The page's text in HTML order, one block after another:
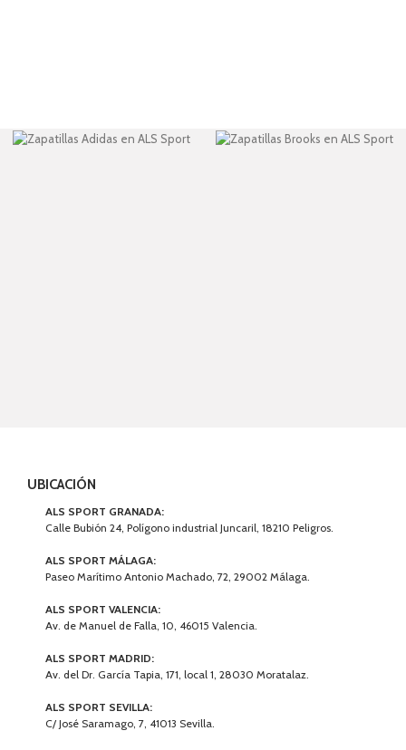
UBICACIÓN
ALS SPORT GRANADA:
Calle Bubión 24, Polígono industrial Juncaril, 18210 Peligros.
ALS SPORT MÁLAGA:
Paseo Marítimo Antonio Machado, 72, 29002 Málaga.
ALS SPORT VALENCIA:
Av. de Manuel de Falla, 10, 46015 Valencia.
ALS SPORT MADRID:
Av. del Dr. García Tapia, 171, local 1, 28030 Moratalaz.
ALS SPORT SEVILLA:
C/ José Saramago, 7, 41013 Sevilla.